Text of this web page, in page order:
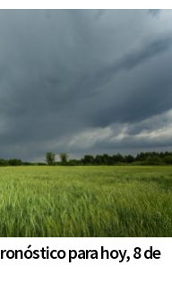
para hoy, 8 de